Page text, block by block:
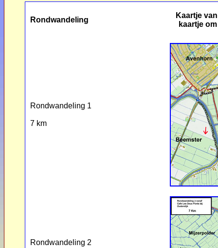
Rondwandeling
Kaartje
kaartje
Rondwandeling 1
7 km
Rondwandeling 2